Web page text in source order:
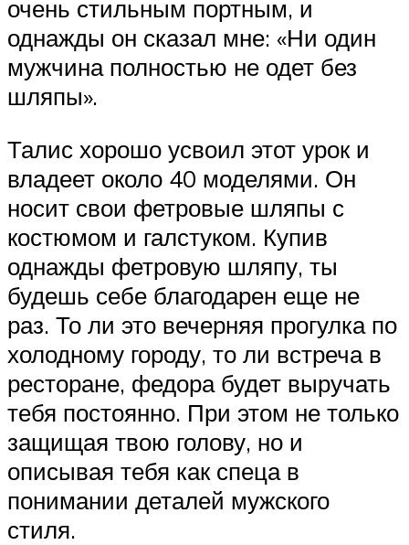
очень стильным портным, и
однажды он сказал мне: «Ни один
мужчина полностью не одет без
шляпы».
Талис хорошо усвоил этот урок и
владеет около 40 моделями. Он
носит свои фетровые шляпы с
костюмом и галстуком. Купив
однажды фетровую шляпу, ты
будешь себе благодарен еще не
раз. То ли это вечерняя прогулка по
холодному городу, то ли встреча в
ресторане, федора будет выручать
тебя постоянно. При этом не только
защищая твою голову, но и
описывая тебя как спеца в
понимании деталей мужского
стиля.